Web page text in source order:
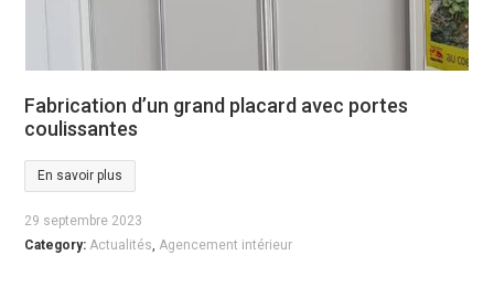
Fabrication d’un grand placard avec portes
coulissantes
En savoir plus
29 septembre 2023
Category: Actualités, Agencement intérieur